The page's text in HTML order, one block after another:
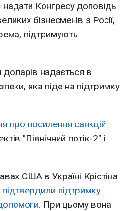
Конгресу доповідь
бізнесменів з Росії,
підтримують
доларів надається в
яка піде на підтримку
про посилення санкцій
"Північний потік-2" і
США в Україні Крістіна
підтвердили підтримку
. При цьому вона